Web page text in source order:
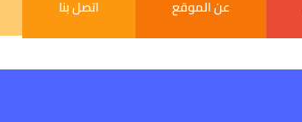
عن الموقع اتصل بنا